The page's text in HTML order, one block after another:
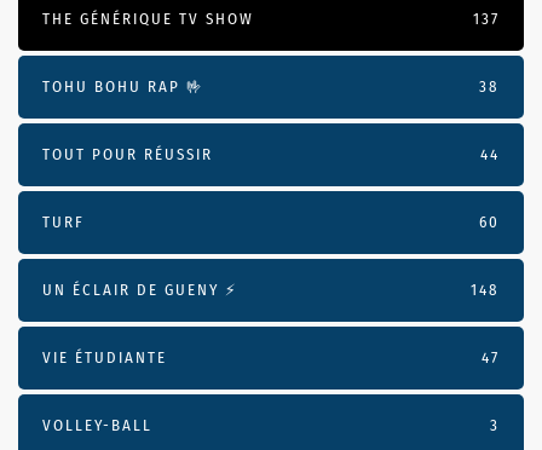
THE GÉNÉRIQUE TV SHOW 137
TOHU BOHU RAP 🤟 38
TOUT POUR RÉUSSIR 44
TURF 60
UN ÉCLAIR DE GUENY ⚡️ 148
VIE ÉTUDIANTE 47
VOLLEY-BALL 3